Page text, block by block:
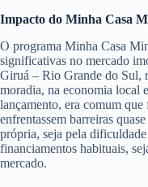
Impacto do Minha Casa
O programa Minha Casa
significativas no mercado
Giruá – Rio Grande do Sul,
moradia, na economia local
lançamento, era comum
enfrentassem barreiras
própria, seja pela
financiamentos habituais,
mercado.